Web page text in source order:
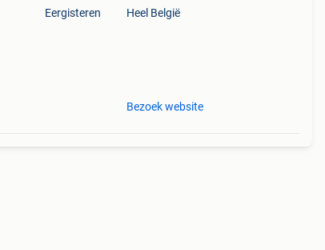
Eergisteren Heel België
Bezoek website